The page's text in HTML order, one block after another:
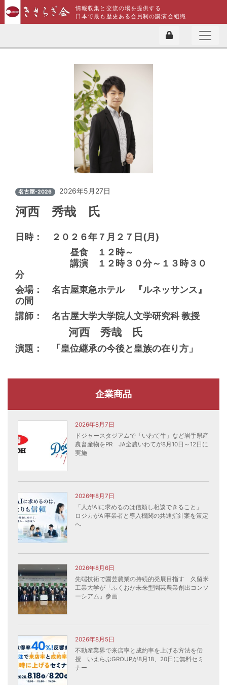
情報収集と交流の場を提供する
日本で最も歴史ある会員制の講演会組織
名古屋-2026 2026年5月27日
河西 秀哉 氏
日時： ２０２６年７月２７日(月)
昼食 １２時～
講演 １２時３０分～１３時３０
分
会場： 名古屋東急ホテル 『ルネッサンス』
の間
講師： 名古屋大学大学院人文学研究科 教授
河西 秀哉 氏
演題： 「皇位継承の今後と皇族の在り方」
企業商品
2026年8月7日
ドジャースタジアムで「いわて牛」など岩手県産
農畜産物をPR JA全農いわてが8月10日～12日に
実施
2026年8月7日
「人がAIに求めるのは信頼し相談できること」
ロジカがAI事業者と導入機関の共通指針案を策定
へ
2026年8月6日
先端技術で園芸農業の持続的発展目指す 久留米
工業大学が「ふくおか未来型園芸農業創出コンソ
ーシアム」参画
2026年8月5日
不動産業界で来店率と成約率を上げる方法を伝
授 いえらぶGROUPが8月18、20日に無料セミ
ナー